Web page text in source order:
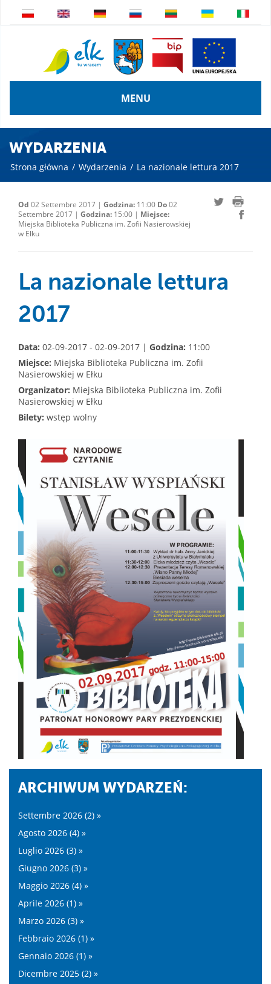
MENU
WYDARZENIA
Strona główna / Wydarzenia / La nazionale lettura 2017
Od 02 Settembre 2017 | Godzina: 11:00 Do02
Settembre 2017 | Godzina: 15:00 | Miejsce:
Miejska Biblioteka Publiczna im. Zofii Nasierowskiej
w Ełku
La nazionale lettura
2017
Data: 02-09-2017 - 02-09-2017 | Godzina: 11:00
Miejsce: Miejska Biblioteka Publiczna im. Zofii
Nasierowskiej w Ełku
Organizator: Miejska Biblioteka Publiczna im. Zofii
Nasierowskiej w Ełku
Bilety: wstęp wolny
ARCHIWUM WYDARZEŃ:
Settembre 2026 (2) »
Agosto 2026 (4) »
Luglio 2026 (3) »
Giugno 2026 (3) »
Maggio 2026 (4) »
Aprile 2026 (1) »
Marzo 2026 (3) »
Febbraio 2026 (1) »
Gennaio 2026 (1) »
Dicembre 2025 (2) »